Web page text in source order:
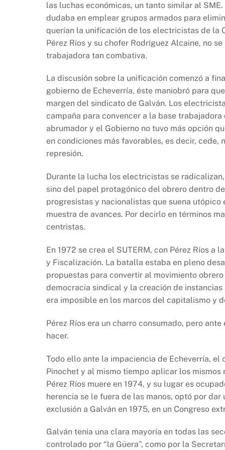
las luchas económicas, un tanto similar al
dudaba en emplear grupos armados para
querían la unificación de los electricistas de la
Pérez Ríos y su chofer Rodríguez Alcaine, no
trabajadora tan combativa.
La discusión sobre la unificación comenzó a
gobierno de Echeverría, éste maniobró para
margen del sindicato de Galván. Los
campaña para convencer a la base
abrumador y el Gobierno no tuvo más opción
en condiciones más favorables, es decir,
represión.
Durante la lucha los electricistas se
sino del papel protagónico del obrero dentro
progresistas y nacionalistas que suena utópico
muestra de avances. Por decirlo en términos
centristas.
En 1972 se crea el SUTERM, con Pérez Ríos
y Fiscalización. La batalla estaba en pleno
propuestas para convertir al movimiento
democracia sindical y la creación de
era imposible en los marcos del capitalismo y
Pérez Ríos era un charro consumado, pero
hacer.
Todo ello ante la impaciencia de Echeverría,
Pinochet y al mismo tiempo aplicar los
Pérez Ríos muere en 1974, y su lugar es
herencia se le fuera de las manos, optó por
exclusión a Galván en 1975, en un Congreso
Galván tenía una clara mayoría en todas las
controlado por “la Güera”, como por la